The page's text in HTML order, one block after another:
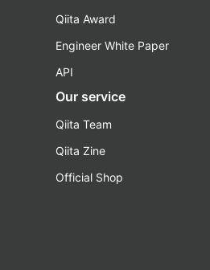
Qiita Award
Engineer White Paper
API
Our service
Qiita Team
Qiita Zine
Official Shop